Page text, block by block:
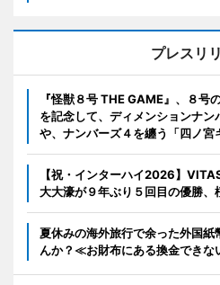
プレスリ
『怪獣８号 THE GAME』、８号
を記念して、ディメンションナン
や、ナンバーズ４を纏う「四ノ宮
【祝・インターハイ2026】
大大濠が９年ぶり５回目の優勝、
夏休みの海外旅行で余った外国
んか？≪お財布にある換金でき